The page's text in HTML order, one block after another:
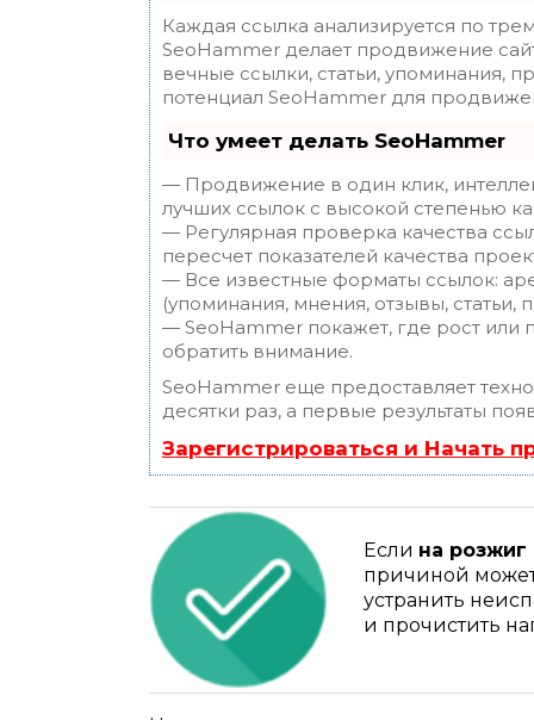
Каждая ссылка анализируется по
SeoHammer делает продвижение
вечные ссылки, статьи, упоминания,
потенциал SeoHammer для
Что умеет делать SeoHammer
— Продвижение в один клик,
лучших ссылок с высокой степенью
— Регулярная проверка качества
пересчет показателей качества
— Все известные форматы ссылок:
(упоминания, мнения, отзывы, статьи,
— SeoHammer покажет, где рост или
обратить внимание.
SeoHammer еще предоставляет
десятки раз, а первые результаты
Зарегистрироваться и Начать
Если на
причиной
устранить
и прочистить